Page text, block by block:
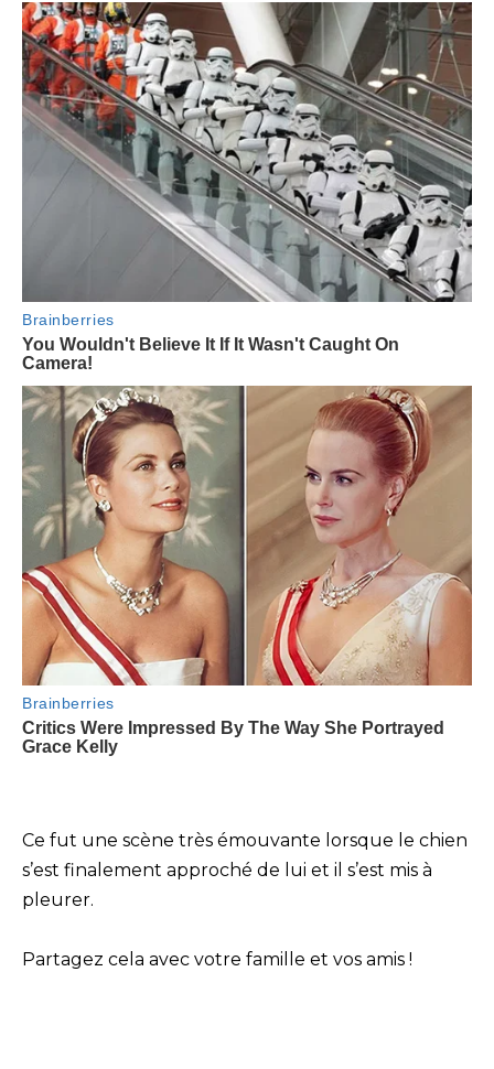
Ce fut une scène très émouvante lorsque le chien
s’est finalement approché de lui et il s’est mis à
pleurer.
Partagez cela avec votre famille et vos amis !